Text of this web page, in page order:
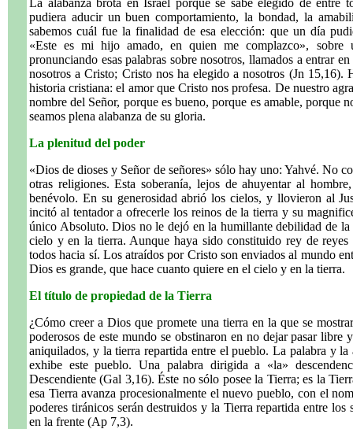
La alabanza brota en Israel porque se sabe elegido de entre
pudiera aducir un buen comportamiento, la bondad, la
sabemos cuál fue la finalidad de esa elección: que un día
«Este es mi hijo amado, en quien me complazco»,
pronunciando esas palabras sobre nosotros, llamados a entrar
nosotros a Cristo; Cristo nos ha elegido a nosotros (Jn 15,16).
historia cristiana: el amor que Cristo nos profesa. De nuestro
nombre del Señor, porque es bueno, porque es amable, porque
seamos plena alabanza de su gloria.
La plenitud del poder
«Dios de dioses y Señor de señores» sólo hay uno: Yahvé. No
otras religiones. Esta soberanía, lejos de ahuyentar al
benévolo. En su generosidad abrió los cielos, y llovieron al
incitó al tentador a ofrecerle los reinos de la tierra y su
único Absoluto. Dios no le dejó en la humillante debilidad de
cielo y en la tierra. Aunque haya sido constituido rey de reyes
todos hacia sí. Los atraídos por Cristo son enviados al mundo
Dios es grande, que hace cuanto quiere en el cielo y en la tierra.
El título de propiedad de la Tierra
¿Cómo creer a Dios que promete una tierra en la que se
poderosos de este mundo se obstinaron en no dejar pasar libre
aniquilados, y la tierra repartida entre el pueblo. La palabra y
exhibe este pueblo. Una palabra dirigida a «la»
Descendiente (Gal 3,16). Éste no sólo posee la Tierra; es la
esa Tierra avanza procesionalmente el nuevo pueblo, con el
poderes tiránicos serán destruidos y la Tierra repartida entre
en la frente (Ap 7,3).